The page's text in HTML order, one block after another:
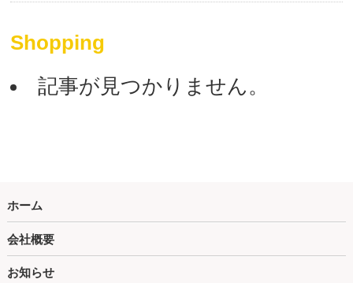
Shopping
記事が見つかりません。
ホーム
会社概要
お知らせ